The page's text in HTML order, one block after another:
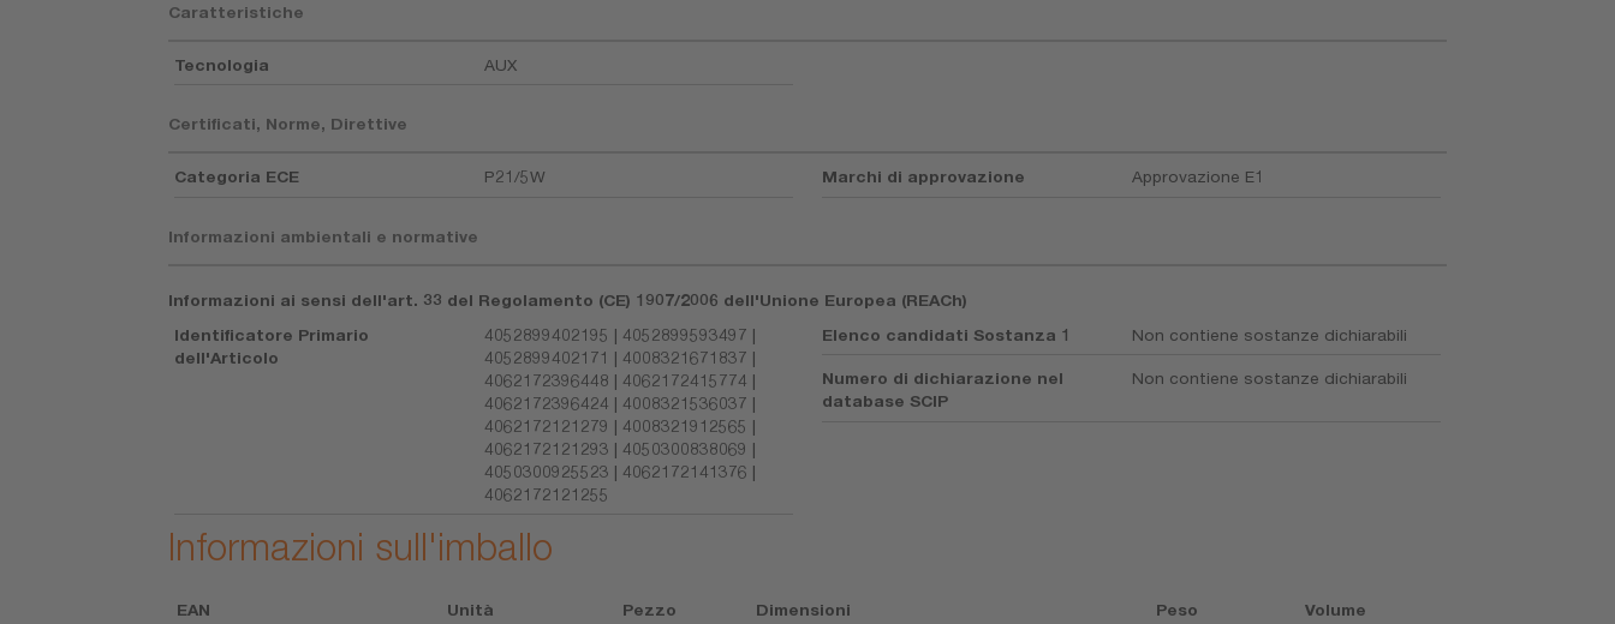
Caratteristiche
Tecnologia AUX
Certificati, Norme, Direttive
Categoria ECE P21/5W Marchi di approvazione Approvazione E1
Informazioni ambientali e normative
Informazioni ai sensi dell'art. 33 del Regolamento (CE) 1907/2006 dell'Unione Europea (REACh)
Identificatore Primario
dell'Articolo
4052899402195 | 4052899593497 |
4052899402171 | 4008321671837 |
4062172396448 | 4062172415774 |
4062172396424 | 4008321536037 |
4062172121279 | 4008321912565 |
4062172121293 | 4050300838069 |
4050300925523 | 4062172141376 |
4062172121255
Elenco candidati Sostanza 1 Non contiene sostanze dichiarabili
Numero di dichiarazione nel
database SCIP
Non contiene sostanze dichiarabili
Informazioni sull'imballo
EAN Unità Pezzo Dimensioni Peso
Volume